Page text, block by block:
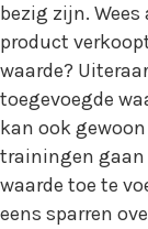
bezig zijn.
product
waarde?
toegevoegde
kan ook
trainingen gaan
waarde toe te
eens sparren